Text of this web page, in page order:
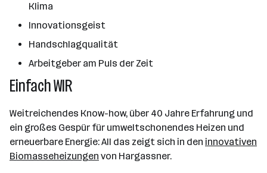
Klima
Innovationsgeist
Handschlagqualität
Arbeitgeber am Puls der Zeit
Einfach WIR
Weitreichendes Know-how, über 40 Jahre Erfahrung und
ein großes Gespür für umweltschonendes Heizen und
erneuerbare Energie: All das zeigt sich in den innovativen
Biomasseheizungen von Hargassner.